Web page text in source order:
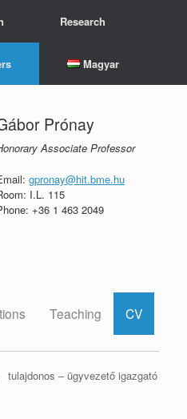
Research
Magyar
Prónay
Associate Professor
gpronay@hit.bme.hu
I.L. 115
+36 1 463 2049
Teaching CV
tulajdonos – ügyvezető igazgató